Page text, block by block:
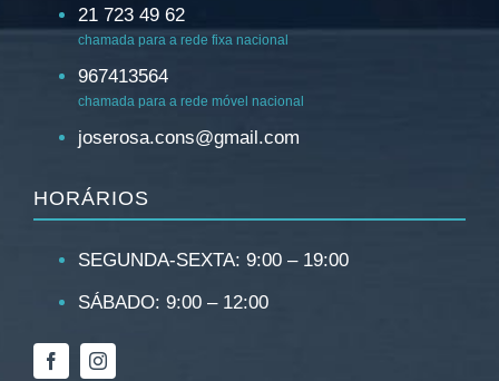
21 723 49 62
chamada para a rede fixa nacional
967413564
chamada para a rede móvel nacional
joserosa.cons@gmail.com
HORÁRIOS
SEGUNDA-SEXTA: 9:00 – 19:00
SÁBADO: 9:00 – 12:00